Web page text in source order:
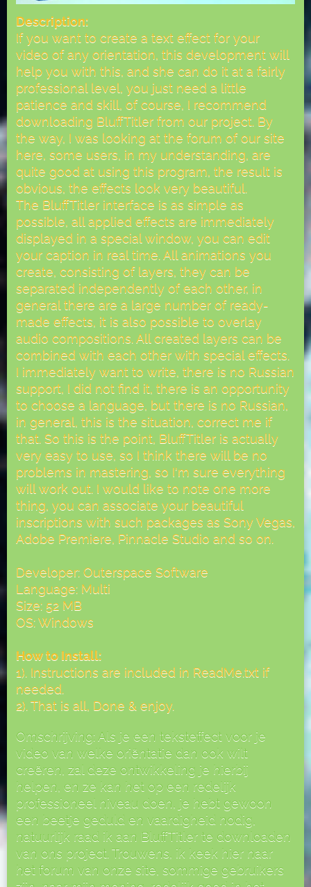
Description:
If you want to create a text effect for your
video of any orientation, this development will
help you with this, and she can do it at a fairly
professional level, you just need a little
patience and skill, of course, I recommend
downloading BluffTitler from our project. By
the way, I was looking at the forum of our site
here, some users, in my understanding, are
quite good at using this program, the result is
obvious, the effects look very beautiful.
The BluffTitler interface is as simple as
possible, all applied effects are immediately
displayed in a special window, you can edit
your caption in real time. All animations you
create, consisting of layers, they can be
separated independently of each other, in
general there are a large number of ready-
made effects, it is also possible to overlay
audio compositions. All created layers can be
combined with each other with special effects.
I immediately want to write, there is no Russian
support, I did not find it, there is an opportunity
to choose a language, but there is no Russian,
in general, this is the situation, correct me if
that. So this is the point, BluffTitler is actually
very easy to use, so I think there will be no
problems in mastering, so I'm sure everything
will work out. I would like to note one more
thing, you can associate your beautiful
inscriptions with such packages as Sony Vegas,
Adobe Premiere, Pinnacle Studio and so on.
Developer: Outerspace Software
Language: Multi
Size: 52 MB
OS: Windows
How to Install:
1). Instructions are included in ReadMe.txt if
needed.
2). That is all, Done & enjoy.
Omschrijving: Als je een teksteffect voor je
video van welke oriëntatie dan ook wilt
creëren, zal deze ontwikkeling je hierbij
helpen, en ze kan het op een redelijk
professioneel niveau doen, je hebt gewoon
een beetje geduld en vaardigheid nodig,
natuurlijk raad ik aan BluffTitler te downloaden
van ons project. Trouwens, ik keek hier naar
het forum van onze site, sommige gebruikers